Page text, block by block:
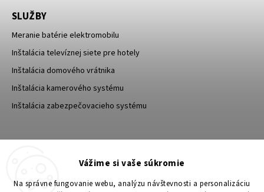
Vážime si vaše súkromie
Na správne fungovanie webu, analýzu návštevnosti a personalizáciu
SLUŽBY
Meranie batérie elektromobilu
Inštalácia televíznej siete pre hotely
Inštalácia domového vrátnika
Inštalácia kamerového systému
Inštalácia zabezpečovacieho systému